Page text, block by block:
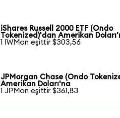
iShares Russell 2000 ETF (Ondo
Tokenized)'dan Amerikan
1 IWMon eşittir $303,56
JPMorgan Chase (Ondo
Amerikan Doları'na
1 JPMon eşittir $361,83